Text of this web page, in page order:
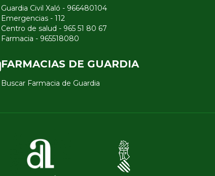
Guardia Civil Xaló - 966480104
Emergencias - 112
Centro de salud - 965 51 80 67
Farmacia - 965518080
FARMACIAS DE GUARDIA
Buscar Farmacia de Guardia